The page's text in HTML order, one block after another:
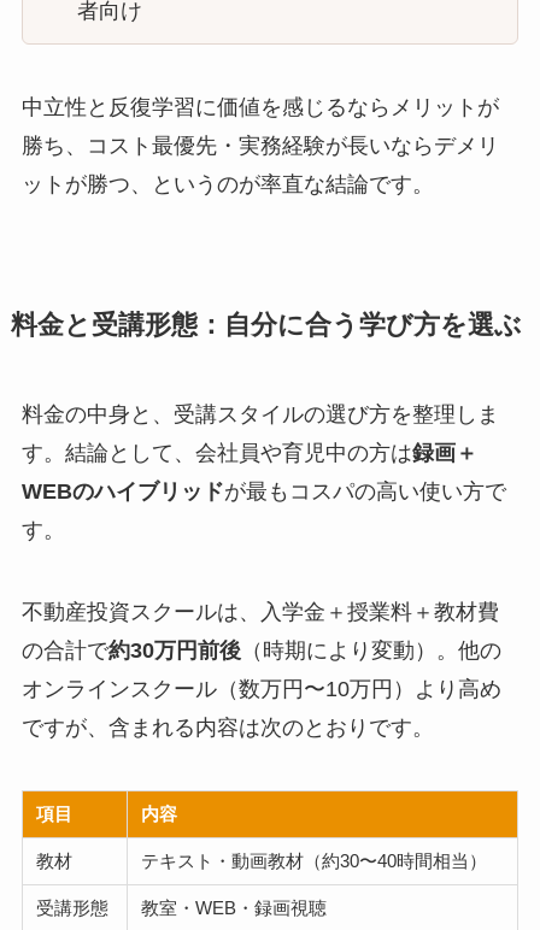
者向け
中立性と反復学習に価値を感じるならメリットが
勝ち、コスト最優先・実務経験が長いならデメリ
ットが勝つ、というのが率直な結論です。
料金と受講形態：自分に合う学び方を選ぶ
料金の中身と、受講スタイルの選び方を整理しま
す。結論として、会社員や育児中の方は録画＋
WEBのハイブリッドが最もコスパの高い使い方で
す。
不動産投資スクールは、入学金＋授業料＋教材費
の合計で約30万円前後（時期により変動）。他の
オンラインスクール（数万円〜10万円）より高め
ですが、含まれる内容は次のとおりです。
項目 内容
教材 テキスト・動画教材（約30〜40時間相当）
受講形態 教室・WEB・録画視聴